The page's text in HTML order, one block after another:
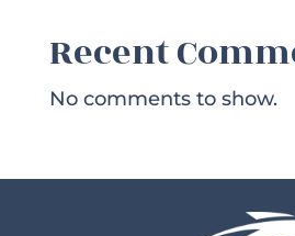
Recent
No comments to show.